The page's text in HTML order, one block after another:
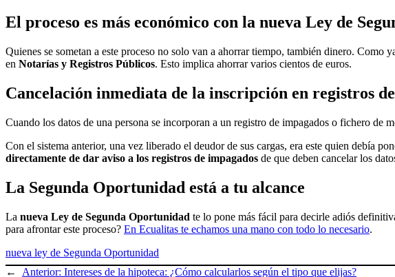
El proceso es más económico con la nueva Ley de
Quienes se sometan a este proceso no solo van a ahorrar tiempo, también dinero. Como
en Notarías y Registros Públicos. Esto implica ahorrar varios cientos de euros.
Cancelación inmediata de la inscripción en registros
Cuando los datos de una persona se incorporan a un registro de impagados o fichero de
Con el sistema anterior, una vez liberado el deudor de sus cargas, era este quien debía
directamente de dar aviso a los registros de impagados de que deben cancelar los
La Segunda Oportunidad está a tu alcance
La nueva Ley de Segunda Oportunidad te lo pone más fácil para decirle adiós
para afrontar este proceso? En Ecualitas te echamos una mano con todo lo necesario.
nueva ley de Segunda Oportunidad
←
Anterior: Intereses de la hipoteca: ¿Cómo calcularlos según el tipo que elijas?